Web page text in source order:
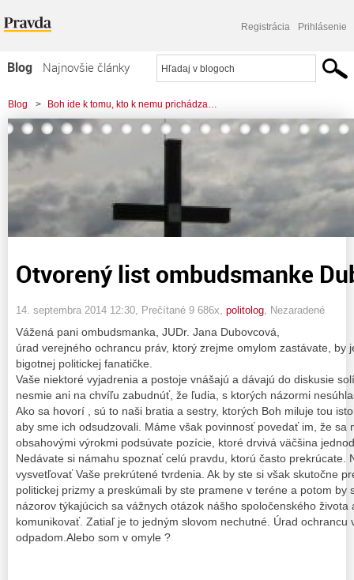
Registrácia Prihlásenie
Blog
Najnovšie články
Najčítanejšie články
Najkomentovanejšie články
Zoznam blogov
Komerčné blogy
Blog > Boh ide k tomu, kto k nemu prichádza…
> Otvorený list ombudsmanke Dubovcovej.
Otvorený list ombudsmanke
14. septembra 2014 12:30 , Prečítané 9 686x, politolog Nezaradené
Vážená pani ombudsmanka, JUDr. Jana Dubovcová,
úrad verejného ochrancu práv, ktorý zrejme omylom zastávate, by
bigotnej politickej fanatičke.
Vaše niektoré vyjadrenia a postoje vnášajú a dávajú do diskusie
nesmie ani na chvíľu zabudnúť, že ľudia, s ktorých názormi
Ako sa hovorí , sú to naši bratia a sestry, ktorých Boh miluje tou
aby sme ich odsudzovali. Máme však povinnosť povedať im, že sa
obsahovými výrokmi podsúvate pozície, ktoré drvivá väčšina
Nedávate si námahu spoznať celú pravdu, ktorú často prekrúcate.
vysvetľovať Vaše prekrútené tvrdenia. Ak by ste si však skutočne
politickej prizmy a preskúmali by ste pramene v teréne a potom by
názorov týkajúcich sa vážnych otázok nášho spoločenského života
komunikovať. Zatiaľ je to jedným slovom nechutné. Úrad ochrancu
odpadom.Alebo som v omyle ?